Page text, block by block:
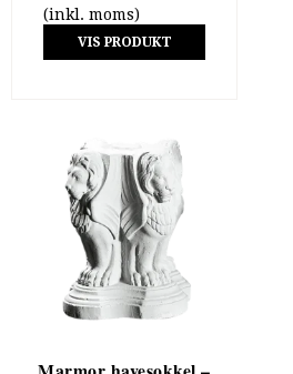
(inkl. moms)
VIS PRODUKT